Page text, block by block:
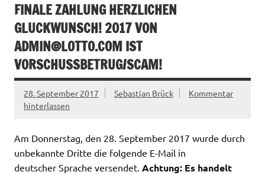
FINALE ZAHLUNG HERZLICHEN
GLUCKWUNSCH! 2017 VON
ADMIN@LOTTO.COM IST
VORSCHUSSBETRUG/SCAM!
28. September 2017 Sebastian Brück
Kommentar
hinterlassen
Am Donnerstag, den 28. September 2017 wurde durch
unbekannte Dritte die folgende E-Mail in
deutscher Sprache versendet. Achtung: Es handelt